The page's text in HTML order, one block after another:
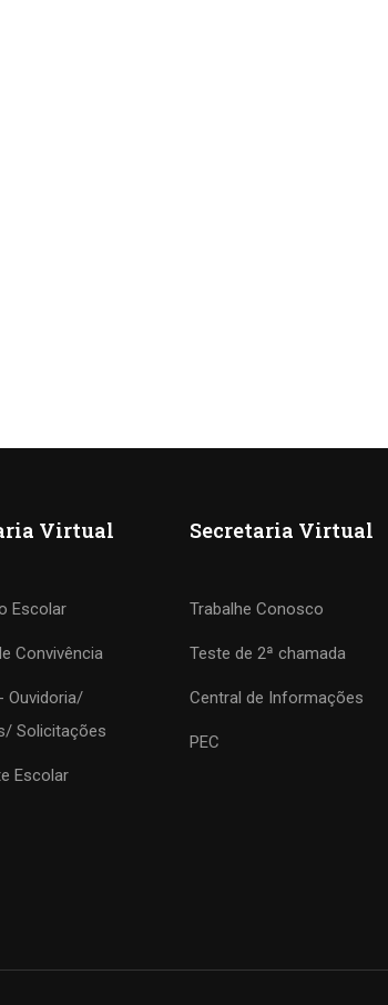
Virtual
Escolar
Convivência
Ouvidoria/
Solicitações
Escolar
Secretaria Virtual
Trabalhe Conosco
Teste de 2ª chamada
Central de Informações
PEC
CCI